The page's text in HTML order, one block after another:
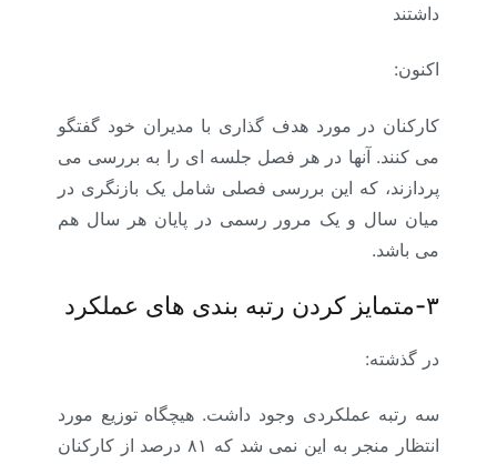
داشتند
اکنون:
کارکنان در مورد هدف گذاری با مدیران خود گفتگو
می کنند. آنها در هر فصل جلسه ای را به بررسی می
پردازند، که این بررسی فصلی شامل یک بازنگری در
میان سال و یک مرور رسمی در پایان هر سال هم
می باشد.
۳-متمایز کردن رتبه بندی های عملکرد
در گذشته:
سه رتبه عملکردی وجود داشت. هیچگاه توزیع مورد
انتظار منجر به این نمی شد که ۸۱ درصد از کارکنان